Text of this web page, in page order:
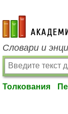
academic.ru
Словари и
Толкования